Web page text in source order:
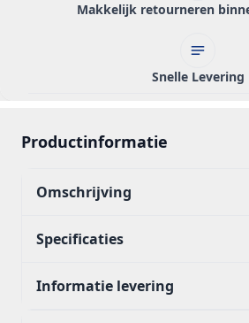
Makkelijk retourneren
Snelle Levering
Productinformatie
Omschrijving
Specificaties
Informatie levering